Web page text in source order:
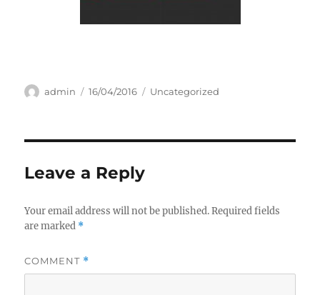
Author
admin
Posted
16/04/2016 Categories
Uncategorized
Leave a Reply
Your email address will not be published. Required fields
are marked *
COMMENT *